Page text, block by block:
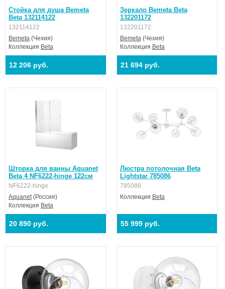
Стойка для душа Bemeta
Beta 132114122
132114122
Bemeta (Чехия)
Коллекция Beta
12 206 руб.
Зеркало Bemeta Beta
132201172
132201172
Bemeta(Чехия)
Коллекция Beta
21 694 руб.
Шторка для ванны Aquanet
Beta 4 NF6222-hinge 122см
NF6222-hinge
Aquanet(Россия)
Коллекция Beta
20 890 руб.
Люстра потолочная Beta
Lightstar 785086
785086
Коллекция Beta
55 999 руб.